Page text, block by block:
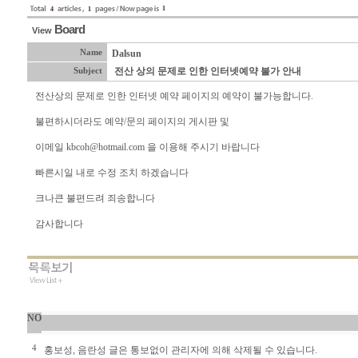
4 1 1
View Board
Name Dalsun
Subject 전산 상의 문제로 인한 인터넷예약 불가 안내
전산상의 문제로 인한 인터넷 예약 페이지의 예약이 불가능합니다.
불편하시더라도 예약/문의 페이지의 게시판 및
이메일 kbcoh@hotmail.com 을 이용해 주시기 바랍니다
빠른시일 내로 수정 조치 하겠습니다
크나큰 불편드려 죄송합니다
감사합니다
NO
4 홍보성, 음란성 글은 통보없이 관리자에 의해 삭제될 수 있습니다.